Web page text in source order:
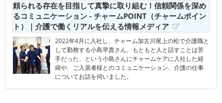
頼られる存在を目指して真摯に取り組む！信頼関係を深め
るコミュニケーション - チャームPOINT（チャームポイン
ト）｜介護で働くリアルを伝える情報メディア
2022年4月に入社し、チャーム加古川尾上の松で介護職と
して勤務する小島早貴さん。もともと人と話すことは苦
手だった、という小島さんにチャームケアに入社した経
緯や、ご入居者様とのコミュニケーション、介護の仕事
についてお話を伺いました。